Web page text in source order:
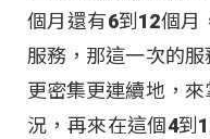
個月還有6到12個月
服務，那這一次的
更密集更連續地，
況，再來在這個4到